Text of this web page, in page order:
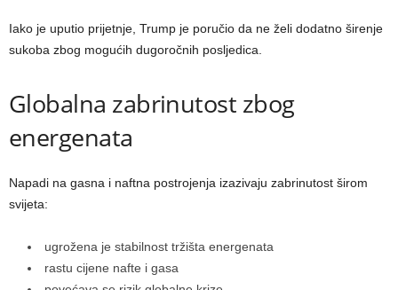
Iako je uputio prijetnje, Trump je poručio da ne želi dodatno širenje
sukoba zbog mogućih dugoročnih posljedica.
Globalna zabrinutost zbog
energenata
Napadi na gasna i naftna postrojenja izazivaju zabrinutost širom
svijeta:
ugrožena je stabilnost tržišta energenata
rastu cijene nafte i gasa